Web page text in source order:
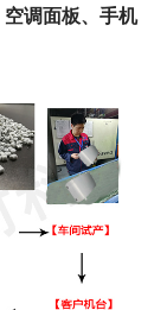
调面板、手机